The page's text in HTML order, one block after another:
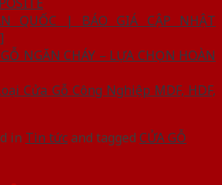
QUỐC | BÁO GIÁ CẬP NHẬT
NGĂN CHÁY – LỰA CHỌN HOÀN
Cửa Gỗ Công Nghiệp MDF, HDF,
in Tin tứcand tagged CỬA GỖ